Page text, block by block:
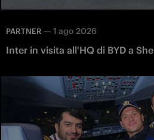
PARTNER — 1 ago 2026
Inter in visita all'HQ di BYD a